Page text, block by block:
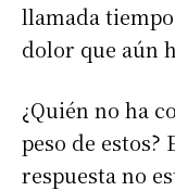
llamada
dolor que aún
¿Quién no ha
peso de
respuesta no